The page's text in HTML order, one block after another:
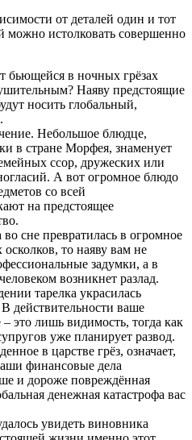
от деталей один и тот
можно истолковать совершенно
бьющейся в ночных грёзах
Наяву предстоящие
носить глобальный,
Небольшое блюдце,
в стране Морфея, знаменует
ссор, дружеских или
А вот огромное блюдо
со всей
на предстоящее
сне превратилась в огромное
то наяву вам не
задумки, а в
возникнет разлад.
тарелка украсилась
действительности ваше
это лишь видимость, тогда как
уже планирует развод.
в царстве грёз, означает,
финансовые дела
и дороже повреждённая
денежная катастрофа вас
увидеть виновника